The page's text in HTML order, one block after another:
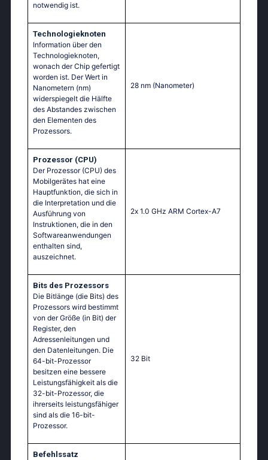
notwendig ist.
Technologieknoten
Information über den
Technologieknoten,
wonach der Chip gefertigt
worden ist. Der Wert in
Nanometern (nm)
widerspiegelt die Hälfte
des Abstandes zwischen
den Elementen des
Prozessors.
28 nm (Nanometer)
Prozessor (CPU)
Der Prozessor (CPU) des
Mobilgerätes hat eine
Hauptfunktion, die sich in
die Interpretation und die
Ausführung von
Instruktionen, die in den
Softwareanwendungen
enthalten sind,
auszeichnet.
2х 1.0 GНz АRМ Соrtех-А7
Bits des Prozessors
Die Bitlänge (die Bits) des
Prozessors wird bestimmt
von der Größe (in Bit) der
Register, den
Adressenleitungen und
den Datenleitungen. Die
64-bit-Prozessor
besitzen eine bessere
Leistungsfähigkeit als die
32-bit-Prozessor, die
ihrerseits leistungsfähiger
sind als die 16-bit-
Prozessor.
32 Bit
Befehlssatz